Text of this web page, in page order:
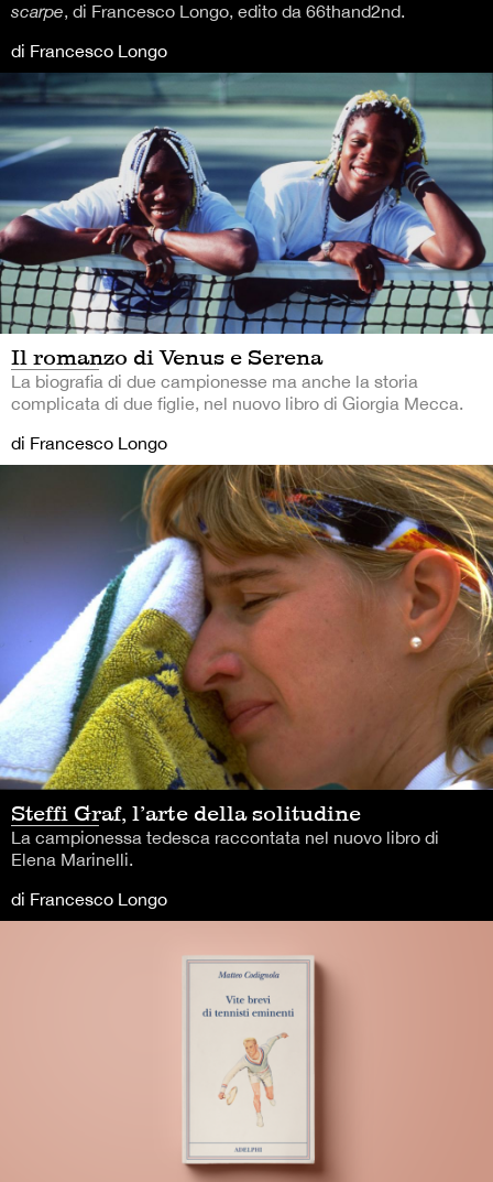
scarpe , di Francesco Longo, edito da 66thand2nd.
di Francesco Longo
Il romanzo di Venus e Serena
La biografia di due campionesse ma anche la storia
complicata di due figlie, nel nuovo libro di Giorgia Mecca.
di Francesco Longo
Steffi Graf, l’arte della solitudine
La campionessa tedesca raccontata nel nuovo libro di
Elena Marinelli.
di Francesco Longo